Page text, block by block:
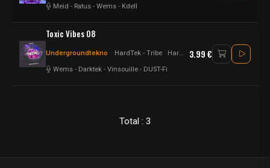
Meid - Ratus - Wems - Kdell
Toxic Vibes 08
Undergroundtekno HardTek - Tribe Hardtek
Wems - Darktek - Vinsouille - DUST-Fi
3.99 €
Total : 3